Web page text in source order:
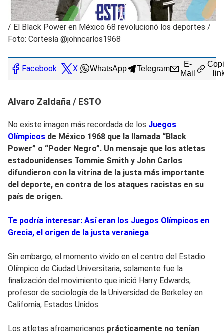
/ El Black Power en México 68 revolucionó los deportes /
Foto: Cortesía @johncarlos1968
Facebook X WhatsApp Telegram
E-
Mail
Alvaro Zaldaña / ESTO
No existe imagen más recordada de los Juegos
Olímpicos de México 1968 que la llamada “Black
Power” o “Poder Negro”. Un mensaje que los atletas
estadounidenses Tommie Smith y John Carlos
difundieron con la vitrina de la justa más importante
del deporte, en contra de los ataques racistas en su
país de origen.
Te podría interesar: Así eran los Juegos Olímpicos en
Grecia, el origen de la justa veraniega
Sin embargo, el momento vivido en el centro del Estadio
Olímpico de Ciudad Universitaria, solamente fue la
finalización del movimiento que inició Harry Edwards,
profesor de sociología de la Universidad de Berkeley en
California, Estados Unidos.
Los atletas afroamericanos prácticamente no tenían